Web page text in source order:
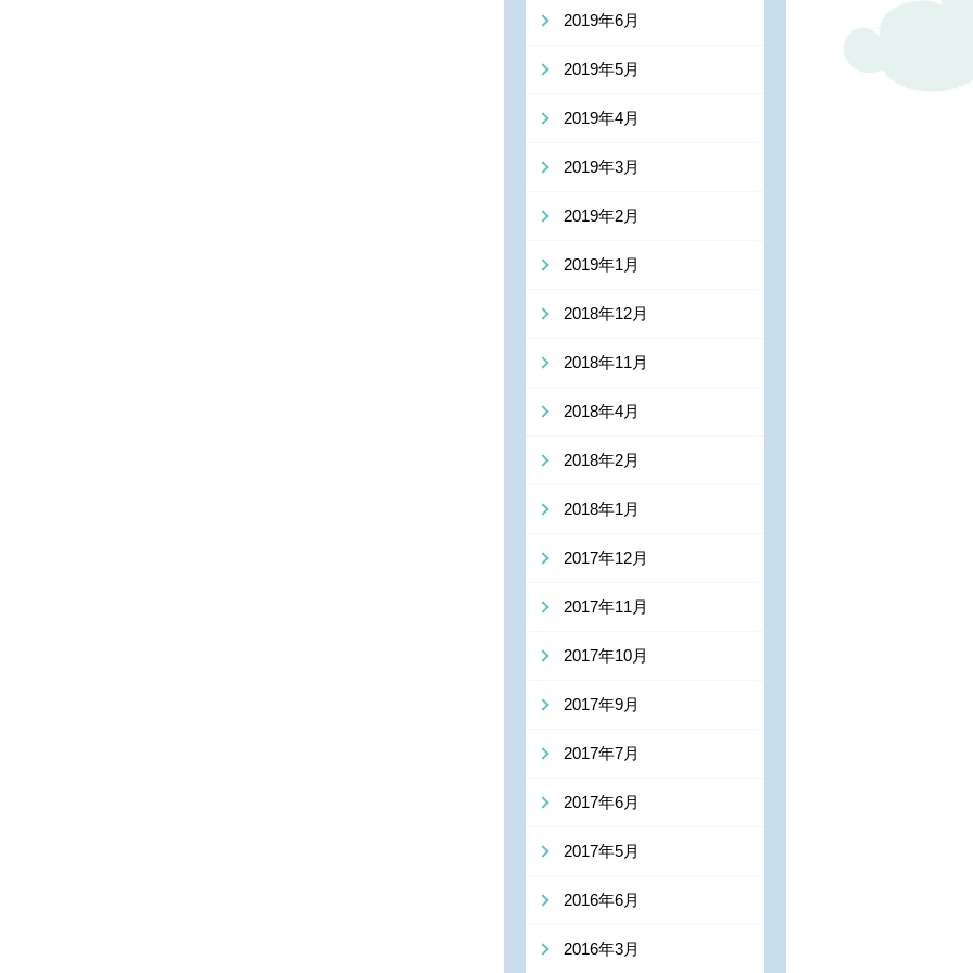
2019年6月
2019年5月
2019年4月
2019年3月
2019年2月
2019年1月
2018年12月
2018年11月
2018年4月
2018年2月
2018年1月
2017年12月
2017年11月
2017年10月
2017年9月
2017年7月
2017年6月
2017年5月
2016年6月
2016年3月